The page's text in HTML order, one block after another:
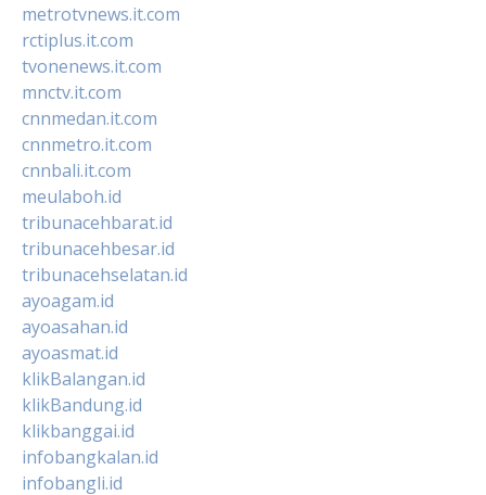
metrotvnews.it.com
rctiplus.it.com
tvonenews.it.com
mnctv.it.com
cnnmedan.it.com
cnnmetro.it.com
cnnbali.it.com
meulaboh.id
tribunacehbarat.id
tribunacehbesar.id
tribunacehselatan.id
ayoagam.id
ayoasahan.id
ayoasmat.id
klikBalangan.id
klikBandung.id
klikbanggai.id
infobangkalan.id
infobangli.id